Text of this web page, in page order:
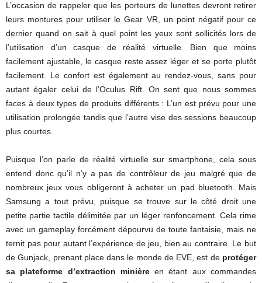
L’occasion de rappeler que les porteurs de lunettes devront retirer
leurs montures pour utiliser le Gear VR, un point négatif pour ce
dernier quand on sait à quel point les yeux sont sollicités lors de
l’utilisation d’un casque de réalité virtuelle. Bien que moins
facilement ajustable, le casque reste assez léger et se porte plutôt
facilement. Le confort est également au rendez-vous, sans pour
autant égaler celui de l’Oculus Rift. On sent que nous sommes
faces à deux types de produits différents : L’un est prévu pour une
utilisation prolongée tandis que l’autre vise des sessions beaucoup
plus courtes.
Puisque l’on parle de réalité virtuelle sur smartphone, cela sous
entend donc qu’il n’y a pas de contrôleur de jeu malgré que de
nombreux jeux vous obligeront à acheter un pad bluetooth. Mais
Samsung a tout prévu, puisque se trouve sur le côté droit une
petite partie tactile délimitée par un léger renfoncement. Cela rime
avec un gameplay forcément dépourvu de toute fantaisie, mais ne
ternit pas pour autant l’expérience de jeu, bien au contraire. Le but
de Gunjack, prenant place dans le monde de EVE, est de protéger
sa plateforme d’extraction minièreen étant aux commandes